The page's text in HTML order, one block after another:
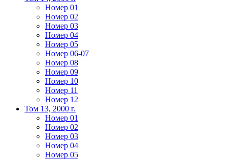
Номер 01
Номер 02
Номер 03
Номер 04
Номер 05
Номер 06-07
Номер 08
Номер 09
Номер 10
Номер 11
Номер 12
Том 13, 2000 г.
Номер 01
Номер 02
Номер 03
Номер 04
Номер 05